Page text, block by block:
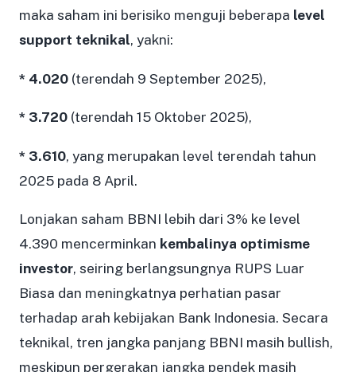
maka saham ini berisiko menguji beberapa level
support teknikal, yakni:
* 4.020 (terendah 9 September 2025),
* 3.720 (terendah 15 Oktober 2025),
* 3.610, yang merupakan level terendah tahun
2025 pada 8 April.
Lonjakan saham BBNI lebih dari 3% ke level
4.390 mencerminkan kembalinya optimisme
investor, seiring berlangsungnya RUPS Luar
Biasa dan meningkatnya perhatian pasar
terhadap arah kebijakan Bank Indonesia. Secara
teknikal, tren jangka panjang BBNI masih bullish,
meskipun pergerakan jangka pendek masih